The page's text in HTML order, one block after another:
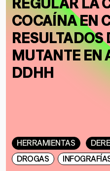
SOBRE
DONACIONES
ESPECIALES
COCAÍNA EN
RESULTADOS
MUTANTE EN
DDHH
HERRAMIENTAS
DROGAS